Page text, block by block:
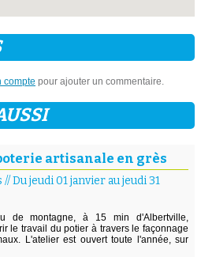
compte pour ajouter un commentaire.
artisanale en grès
//Du jeudi 01 janvier au jeudi 31
de montagne, à 15 min d'Albertville,
le travail du potier à travers le façonnage
L'atelier est ouvert toute l'année, sur